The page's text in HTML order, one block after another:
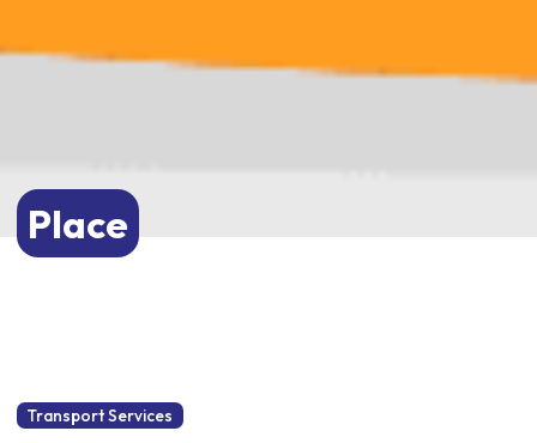
Place
Transport Services